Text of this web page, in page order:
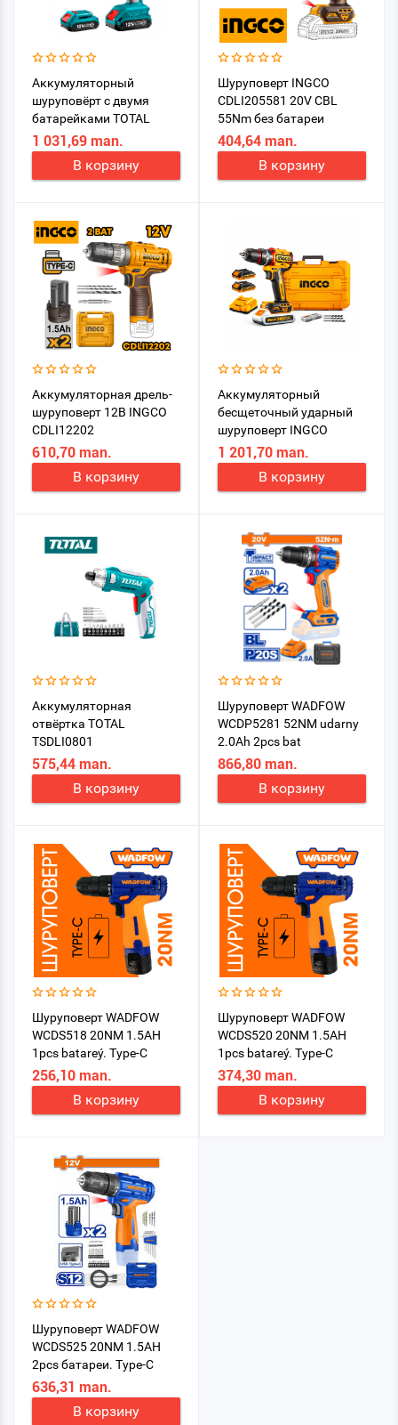
Аккумуляторный
шуруповёрт с двумя
батарейками TOTAL
TDLI1222 12 V
1 031,69 man.
В корзину
Шуруповерт INGCO
CDLI205581 20V CBL
55Nm без батареи
404,64 man.
В корзину
Аккумуляторная дрель-
шуруповерт 12В INGCO
CDLI12202
610,70 man.
В корзину
Аккумуляторный
бесщеточный ударный
шуруповерт INGCO
CIDLI20668
1 201,70 man.
В корзину
Аккумуляторная
отвёртка TOTAL
TSDLI0801
575,44 man.
В корзину
Шуруповерт WADFOW
WCDP5281 52NM udarny
2.0Ah 2pcs bat
866,80 man.
В корзину
Шуруповерт WADFOW
WCDS518 20NM 1.5AH
1pcs batareý. Type-C
256,10 man.
В корзину
Шуруповерт WADFOW
WCDS520 20NM 1.5AH
1pcs batareý. Type-C
374,30 man.
В корзину
Шуруповерт WADFOW
WCDS525 20NM 1.5AH
2pcs батареи. Type-C
636,31 man.
В корзину